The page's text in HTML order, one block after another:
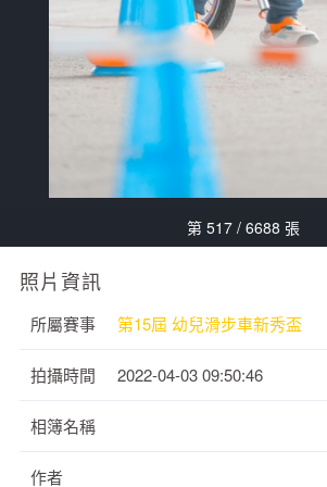
第 517 / 6688 張
照片資訊
所屬賽事 第15屆 幼兒滑步車新秀盃
拍攝時間 2022-04-03 09:50:46
相簿名稱
作者